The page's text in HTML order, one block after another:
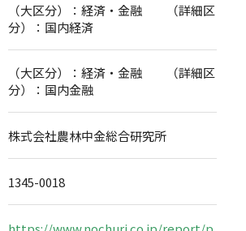
（大区分）：経済・金融 （詳細区
分）：国内経済
（大区分）：経済・金融 （詳細区
分）：国内金融
株式会社農林中金総合研究所
1345-0018